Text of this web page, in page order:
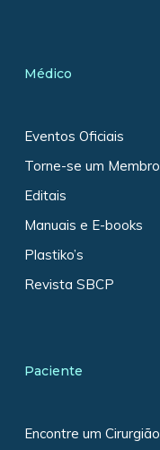
Médico
Eventos Oficiais
Torne-se um Membro
Editais
Manuais e E-books
Plastiko’s
Revista SBCP
Paciente
Encontre um Cirurgião